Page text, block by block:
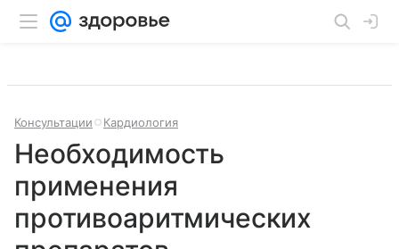
Консультации Кардиология
Необходимость
применения
противоаритмических